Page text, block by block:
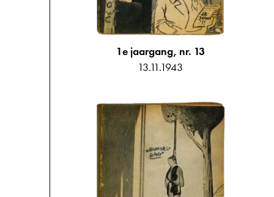
1e jaargang, nr. 13
13.11.1943